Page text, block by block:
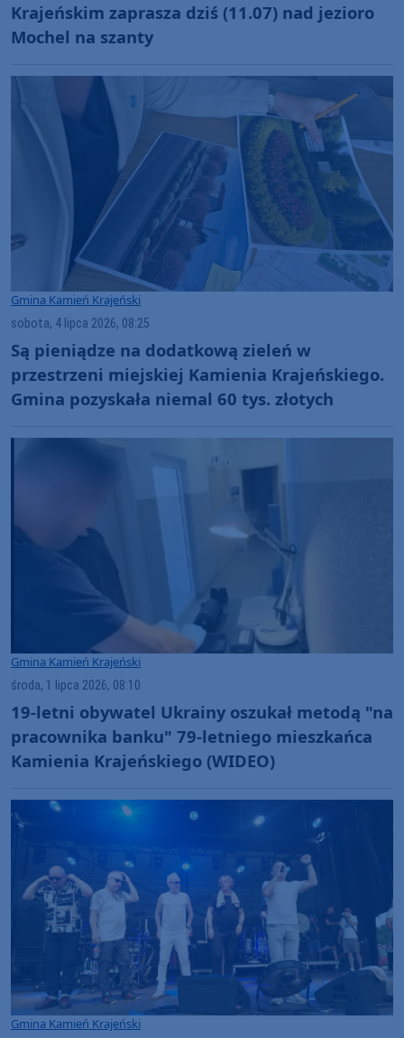
Krajeńskim zaprasza dziś (11.07) nad jezioro
Mochel na szanty
Gmina Kamień Krajeński
sobota, 4 lipca 2026, 08:25
Są pieniądze na dodatkową zieleń w
przestrzeni miejskiej Kamienia Krajeńskiego.
Gmina pozyskała niemal 60 tys. złotych
Gmina Kamień Krajeński
środa, 1 lipca 2026, 08:10
19-letni obywatel Ukrainy oszukał metodą "na
pracownika banku" 79-letniego mieszkańca
Kamienia Krajeńskiego (WIDEO)
Gmina Kamień Krajeński